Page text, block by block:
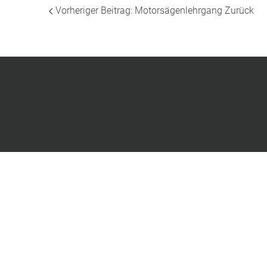
Vorheriger Beitrag: Motorsägenlehrgang Zurück